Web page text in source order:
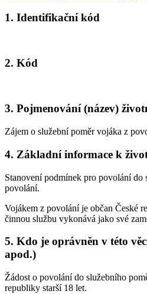
1. Identifikační kód
2. Kód
3. Pojmenování (název)
Zájem o služební poměr vojáka z
4. Základní informace k
Stanovení podmínek pro povolání do
povolání.
Vojákem z povolání je občan České
činnou službu vykonává jako své
5. Kdo je oprávněn v této
apod.)
Žádost o povolání do služebního
republiky starší 18 let.